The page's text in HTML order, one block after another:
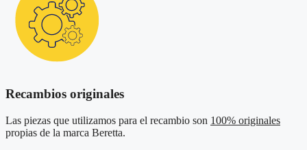
Recambios originales
Las piezas que utilizamos para el recambio son 100% originales
propias de la marca Beretta.